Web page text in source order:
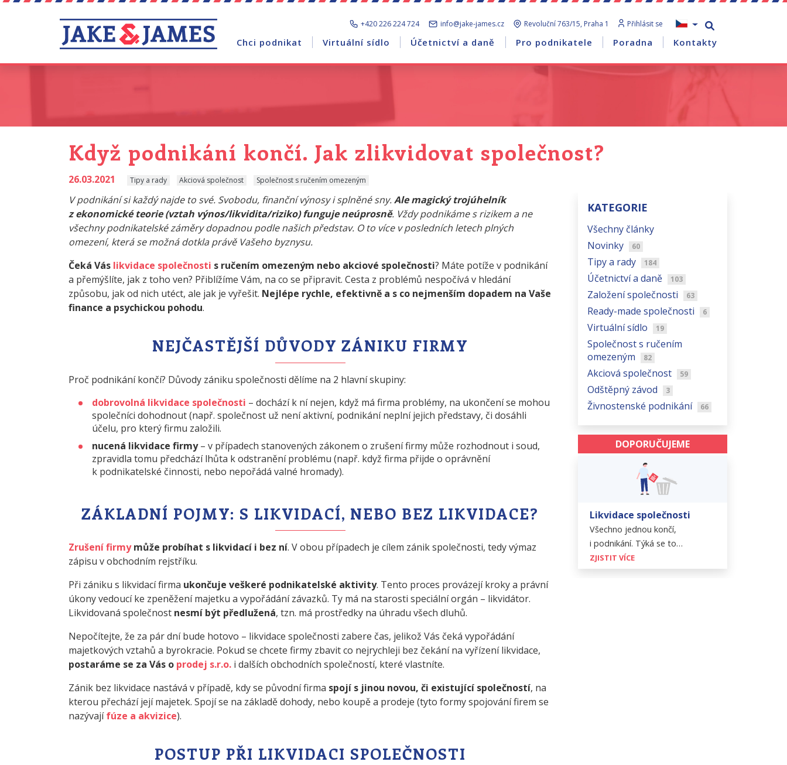
+420 226 224 724 info@jake-james.cz Revoluční 763/15, Praha 1 Přihlásit se
Chci podnikat Virtuální sídlo Účetnictví a daně Pro podnikatele Poradna Kontakty
Když podnikání končí. Jak zlikvidovat společnost?
26.03.2021 Tipy a rady Akciová společnost Společnost s ručením omezeným
V podnikání si každý najde to své. Svobodu, finanční výnosy i splněné sny.Ale magický trojúhelník
z ekonomické teorie (vztah výnos/likvidita/riziko) funguje neúprosně. Vždy podnikáme s rizikem a ne
všechny podnikatelské záměry dopadnou podle našich představ. O to více v posledních letech plných
omezení, která se možná dotkla právě Vašeho byznysu.
Čeká Vás likvidace společnosti s ručením omezeným nebo akciové společnosti? Máte potíže v podnikání
a přemýšlíte, jak z toho ven? Přiblížíme Vám, na co se připravit. Cesta z problémů nespočívá v hledání
způsobu, jak od nich utéct, ale jak je vyřešit. Nejlépe rychle, efektivně a s co nejmenším dopadem na Vaše
finance a psychickou pohodu.
NEJČASTĚJŠÍ DŮVODY ZÁNIKU FIRMY
Proč podnikání končí? Důvody zániku společnosti dělíme na 2 hlavní skupiny:
dobrovolná likvidace společnosti – dochází k ní nejen, když má firma problémy, na ukončení se mohou
společníci dohodnout (např. společnost už není aktivní, podnikání neplní jejich představy, či dosáhli
účelu, pro který firmu založili.
nucená likvidace firmy– v případech stanovených zákonem o zrušení firmy může rozhodnout i soud,
zpravidla tomu předchází lhůta k odstranění problému (např. když firma přijde o oprávnění
k podnikatelské činnosti, nebo nepořádá valné hromady).
ZÁKLADNÍ POJMY: S LIKVIDACÍ, NEBO BEZ LIKVIDACE?
Zrušení firmymůže probíhat s likvidací i bez ní. V obou případech je cílem zánik společnosti, tedy výmaz
zápisu v obchodním rejstříku.
Při zániku s likvidací firma ukončuje veškeré podnikatelské aktivity. Tento proces provázejí kroky a právní
úkony vedoucí ke zpeněžení majetku a vypořádání závazků. Ty má na starosti speciální orgán – likvidátor.
Likvidovaná společnost nesmí být předlužená, tzn. má prostředky na úhradu všech dluhů.
Nepočítejte, že za pár dní bude hotovo – likvidace společnosti zabere čas, jelikož Vás čeká vypořádání
majetkových vztahů a byrokracie. Pokud se chcete firmy zbavit co nejrychleji bez čekání na vyřízení likvidace,
postaráme se za Vás o prodej s.r.o. i dalších obchodních společností, které vlastníte.
Zánik bez likvidace nastává v případě, kdy se původní firma spojí s jinou novou, či existující společností, na
kterou přechází její majetek. Spojí se na základě dohody, nebo koupě a prodeje (tyto formy spojování firem se
nazývajífúze a akvizice).
POSTUP PŘI LIKVIDACI SPOLEČNOSTI
KATEGORIE
Všechny články
Novinky
60
Tipy a rady 184
Účetnictví a daně 103
Založení společnosti 63
Ready-made společnosti 6
Virtuální sídlo 19
Společnost s ručením
omezeným
82
Akciová společnost 59
Odštěpný závod 3
Živnostenské podnikání 66
DOPORUČUJEME
Likvidace společnosti
Všechno jednou končí,
i podnikání. Týká se to…
ZJISTIT VÍCE